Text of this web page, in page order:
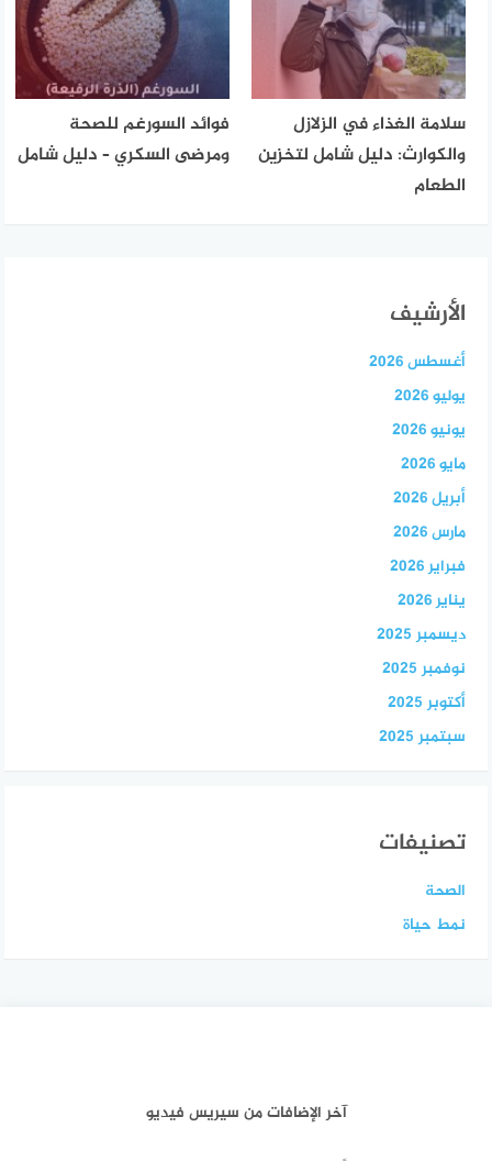
سلامة الغذاء في الزلازل
والكوارث: دليل شامل لتخزين
الطعام
فوائد السورغم للصحة
ومرضى السكري – دليل شامل
الأرشيف
أغسطس 2026
يوليو 2026
يونيو 2026
مايو 2026
أبريل 2026
مارس 2026
فبراير 2026
يناير 2026
ديسمبر 2025
نوفمبر 2025
أكتوبر 2025
سبتمبر 2025
تصنيفات
الصحة
نمط حياة
آخر الإضافات من سيريس فيديو